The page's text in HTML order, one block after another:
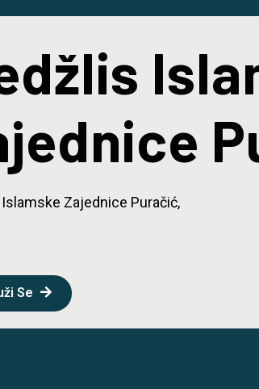
Zajednice Puračić,
Se